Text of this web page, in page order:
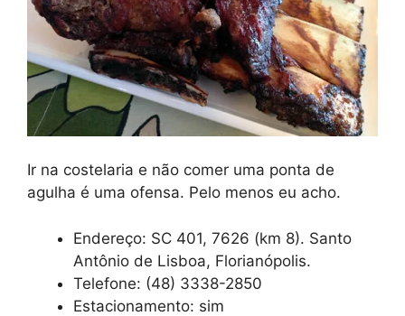
Ir na costelaria e não comer uma ponta de
agulha é uma ofensa. Pelo menos eu acho.
Endereço: SC 401, 7626 (km 8). Santo
Antônio de Lisboa, Florianópolis.
Telefone: (48) 3338-2850
Estacionamento: sim